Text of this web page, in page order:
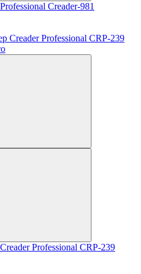
Creader-981
Professional CRP-239